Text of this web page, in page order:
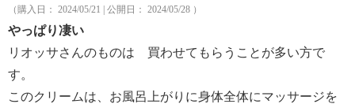
（購入日： 2024/05/21 | 公開日： 2024/05/28 ）
やっぱり凄い
リオッサさんのものは 買わせてもらうことが多い方で
す。
このクリームは、お風呂上がりに身体全体にマッサージを